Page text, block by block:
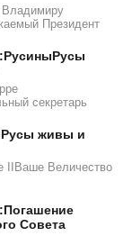
Владимиру
Президент
секретарь
живы и
IIВаше Величество
Совета